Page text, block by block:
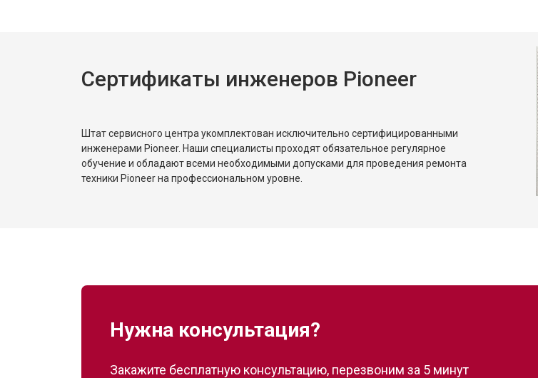
Сертификаты инженеров Pioneer
Штат сервисного центра укомплектован исключительно сертифицированными
инженерами Pioneer. Наши специалисты проходят обязательное регулярное
обучение и обладают всеми необходимыми допусками для проведения ремонта
техники Pioneer на профессиональном уровне.
Нужна консультация?
Закажите бесплатную консультацию, перезвоним за 5 минут